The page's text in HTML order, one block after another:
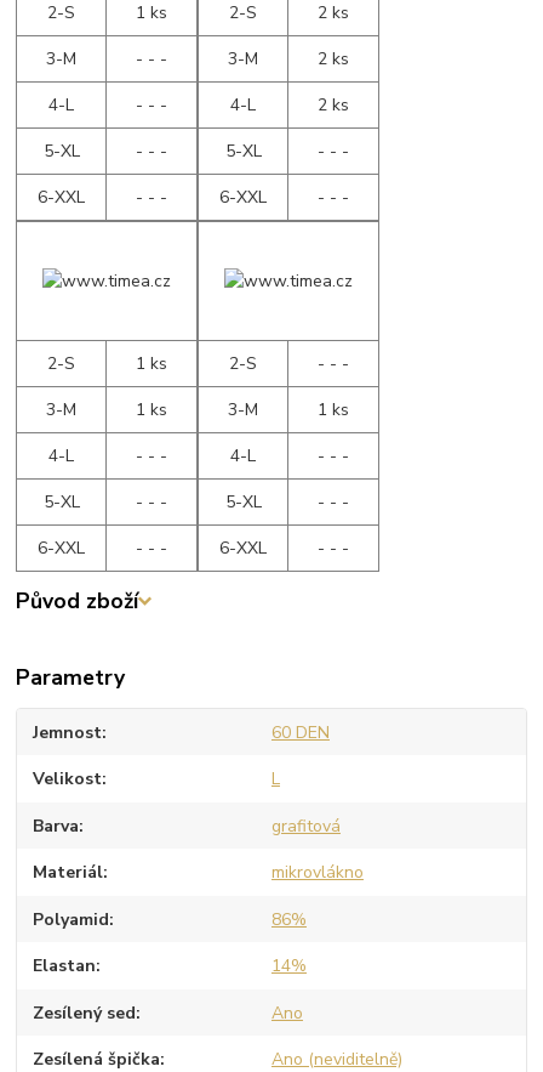
2-S
1 ks
3-M
- - -
4-L
- - -
5-XL
- - -
6-XXL
- - -
2-S
2 ks
3-M
2 ks
4-L
2 ks
5-XL
- - -
6-XXL
- - -
2-S
1 ks
3-M
1 ks
4-L
- - -
5-XL
- - -
6-XXL
- - -
2-S
- - -
3-M
1 ks
4-L
- - -
5-XL
- - -
6-XXL
- - -
Původ zboží
Parametry
Jemnost 60 DEN
Velikost L
Barva grafitová
Materiál mikrovlákno
Polyamid 86%
Elastan 14%
Zesílený sed Ano
Zesílená špička Ano (neviditelně)